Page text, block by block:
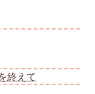
終えて